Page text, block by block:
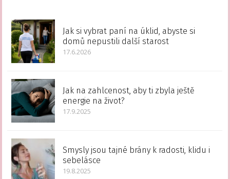
Jak si vybrat paní na úklid, abyste si
domů nepustili další starost
17.6.2026
Jak na zahlcenost, aby ti zbyla ještě
energie na život?
17.9.2025
Smysly jsou tajné brány k radosti, klidu i
sebelásce
19.8.2025